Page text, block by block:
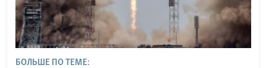
БОЛЬШЕ ПО ТЕМЕ: